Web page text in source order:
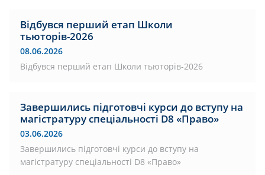
Відбувся перший етап Школи
тьюторів-2026
08.06.2026
Відбувся перший етап Школи тьюторів-2026
Завершились підготовчі курси до вступу на
магістратуру спеціальності D8 «Право»
03.06.2026
Завершились підготовчі курси до вступу на
магістратуру спеціальності D8 «Право»